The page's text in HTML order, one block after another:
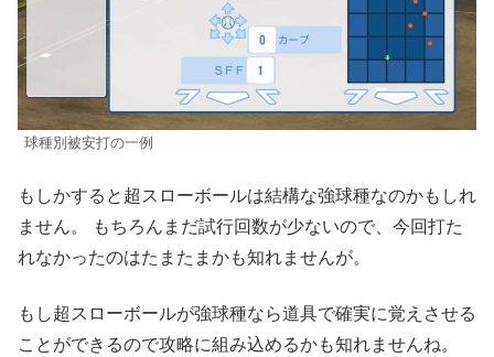
球種別被安打の一例
もしかすると超スローボールは結構な強球種なのかもしれ
ません。 もちろんまだ試行回数が少ないので、今回打た
れなかったのはたまたまかも知れませんが。
もし超スローボールが強球種なら道具で確実に覚えさせる
ことができるので攻略に組み込めるかも知れませんね。